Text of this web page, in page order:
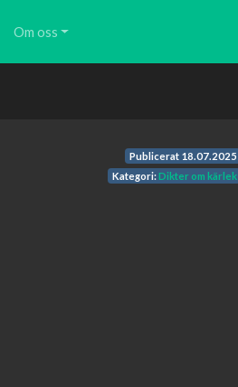
Om oss
Publicerat 18.07.2025
Kategori:Dikter om kärlek